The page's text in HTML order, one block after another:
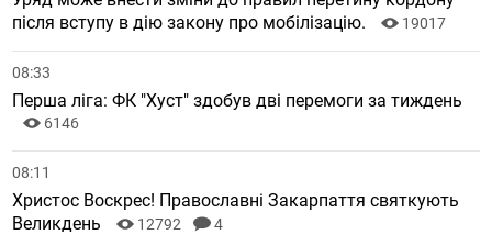
після вступу в дію закону про мобілізацію.
19017
08:33
Перша ліга: ФК "Хуст" здобув дві перемоги за тиждень
6146
08:11
Христос Воскрес! Православні Закарпаття святкують
Великдень
12792 4